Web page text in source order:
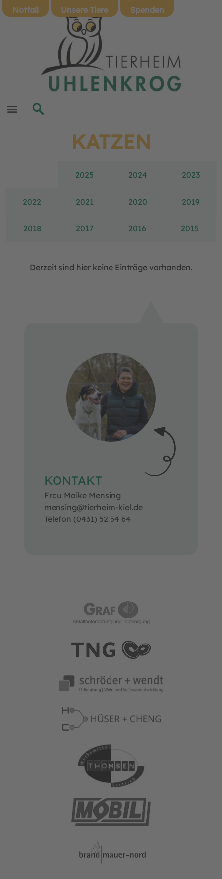
Notfall Unsere Tiere Spenden
KATZEN
2025 2024 2023
2022 2021 2020 2019
2018 2017 2016 2015
Derzeit sind hier keine Einträge vorhanden.
KONTAKT
Frau Maike Mensing
mensing@tierheim-kiel.de
Telefon (0431) 52 54 64